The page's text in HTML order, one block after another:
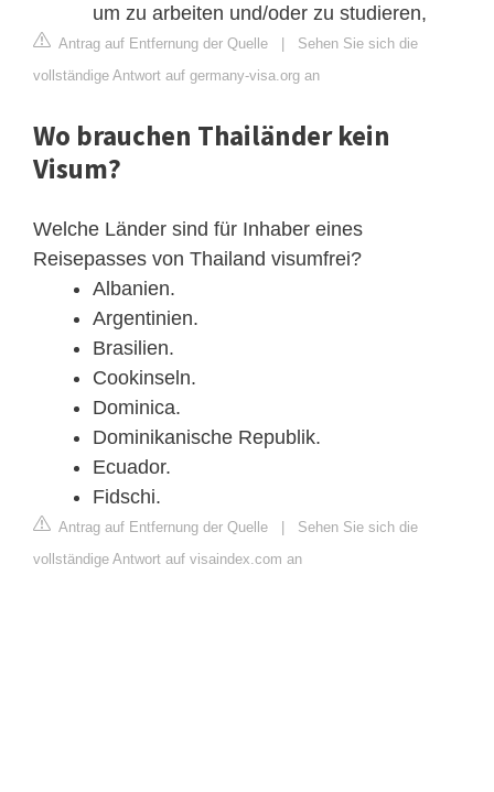
um zu arbeiten und/oder zu studieren,
Antrag auf Entfernung der Quelle | Sehen Sie sich die
vollständige Antwort auf germany-visa.org an
Wo brauchen Thailänder kein
Visum?
Welche Länder sind für Inhaber eines
Reisepasses von Thailand visumfrei?
Albanien.
Argentinien.
Brasilien.
Cookinseln.
Dominica.
Dominikanische Republik.
Ecuador.
Fidschi.
Antrag auf Entfernung der Quelle | Sehen Sie sich die
vollständige Antwort auf visaindex.com an